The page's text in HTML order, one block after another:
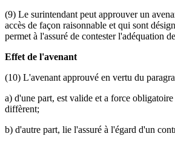
(9) Le surintendant peut approuver un
accès de façon raisonnable et qui sont
permet à l'assuré de contester l'adéquation
Effet de l'avenant
(10) L'avenant approuvé en vertu du
a) d'une part, est valide et a force
diffèrent;
b) d'autre part, lie l'assuré à l'égard d'un